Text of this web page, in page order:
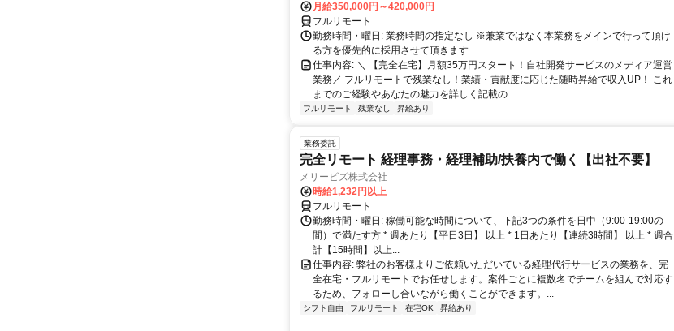
月給350,000円～420,000円
フルリモート
勤務時間・曜日: 業務時間の指定なし ※兼業ではなく本業務をメインで行って頂け
る方を優先的に採用させて頂きます
仕事内容: ＼ 【完全在宅】月額35万円スタート！自社開発サービスのメディア運営
業務／ フルリモートで残業なし！業績・貢献度に応じた随時昇給で収入UP！ これ
までのご経験やあなたの魅力を詳しく記載の...
フルリモート 残業なし 昇給あり
業務委託
完全リモート 経理事務・経理補助/扶養内で働く【出社不要】
メリービズ株式会社
時給1,232円以上
フルリモート
勤務時間・曜日: 稼働可能な時間について、下記3つの条件を日中（9:00-19:00の
間）で満たす方 * 週あたり【平日3日】 以上 * 1日あたり【連続3時間】 以上 * 週合
計【15時間】以上...
仕事内容: 弊社のお客様よりご依頼いただいている経理代行サービスの業務を、完
全在宅・フルリモートでお任せします。案件ごとに複数名でチームを組んで対応す
るため、フォローし合いながら働くことができます。...
シフト自由 フルリモート 在宅OK 昇給あり